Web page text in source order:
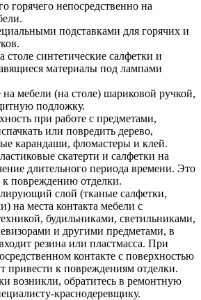
горячего непосредственно на
подставками для горячих и
столе синтетические салфетки и
материалы под лампами
мебели (на столе) шариковой ручкой,
подложку.
при работе с предметами,
или повредить дерево,
карандаши, фломастеры и клей.
скатерти и салфетки на
длительного периода времени. Это
повреждению отделки.
слой (тканые салфетки,
на места контакта мебели с
будильниками, светильниками,
и другими предметами, в
резина или пластмасса. При
контакте с поверхностью
привести к повреждениям отделки.
возникли, обратитесь в ремонтную
краснодеревщику.